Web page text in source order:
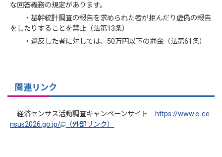
な回答義務の規定があります。
・基幹統計調査の報告を求められた者が拒んだり虚偽の報告
をしたりすることを禁止（法第13条）
・違反した者に対しては、50万円以下の罰金（法第61条）
関連リンク
経済センサス活動調査キャンペーンサイト https://www.e-ce
nsus2026.go.jp/
（外部リンク）